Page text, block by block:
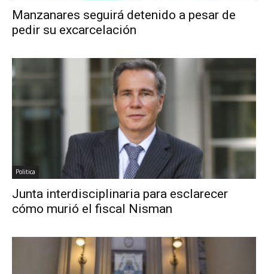
Manzanares seguirá detenido a pesar de
pedir su excarcelación
Politica
Junta interdisciplinaria para esclarecer
cómo murió el fiscal Nisman